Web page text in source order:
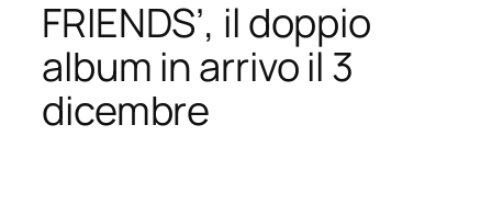
FRIENDS’, il doppio
album in arrivo il 3
dicembre